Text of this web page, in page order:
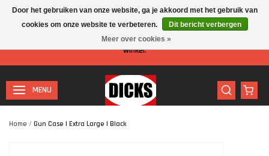
Let op: I.v.m. de zomervakantie is er minder personeel aanwezig in de
winkel.
MENU
Home / Gun Case | Extra Large | Black
Door het gebruiken van onze website, ga je akkoord met het gebruik van
cookies om onze website te verbeteren.
Dit bericht verbergen
Meer over cookies »